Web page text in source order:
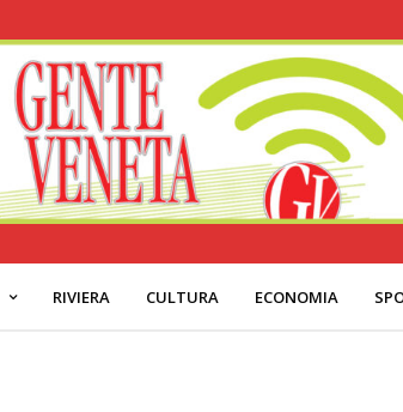
RIVIERA CULTURA ECONOMIA